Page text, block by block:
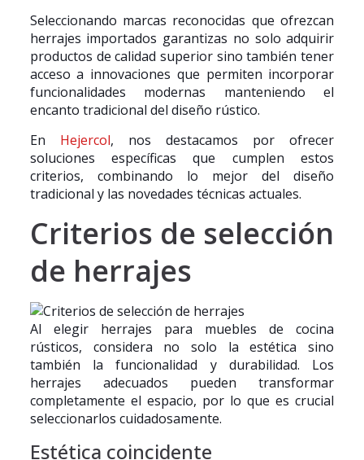
Seleccionando marcas reconocidas que ofrezcan
herrajes importados garantizas no solo adquirir
productos de calidad superior sino también tener
acceso a innovaciones que permiten incorporar
funcionalidades modernas manteniendo el
encanto tradicional del diseño rústico.
En Hejercol, nos destacamos por ofrecer
soluciones específicas que cumplen estos
criterios, combinando lo mejor del diseño
tradicional y las novedades técnicas actuales.
Criterios de selección
de herrajes
Al elegir herrajes para muebles de cocina
rústicos, considera no solo la estética sino
también la funcionalidad y durabilidad. Los
herrajes adecuados pueden transformar
completamente el espacio, por lo que es crucial
seleccionarlos cuidadosamente.
Estética coincidente